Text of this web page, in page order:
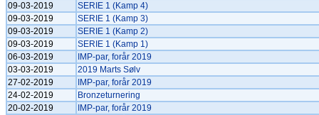
09-03-2019
SERIE 1 (Kamp 4)
09-03-2019
SERIE 1 (Kamp 3)
09-03-2019
SERIE 1 (Kamp 2)
09-03-2019
SERIE 1 (Kamp 1)
06-03-2019
IMP-par, forår 2019
03-03-2019
2019 Marts Sølv
27-02-2019
IMP-par, forår 2019
24-02-2019
Bronzeturnering
20-02-2019
IMP-par, forår 2019